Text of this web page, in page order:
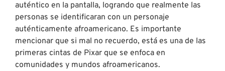
auténtico en la pantalla, logrando que realmente las
personas se identificaran con un personaje
auténticamente afroamericano. Es importante
mencionar que si mal no recuerdo, está es una de las
primeras cintas de Pixar que se enfoca en
comunidades y mundos afroamericanos.